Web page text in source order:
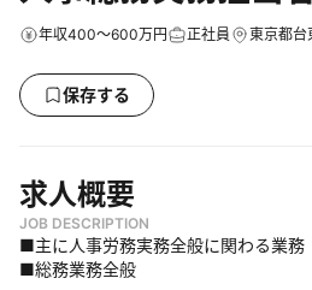
年収400～600万円 正社員 東京都台
保存する
求人概要
JOB DESCRIPTION
■主に人事労務実務全般に関わる業務
■総務業務全般